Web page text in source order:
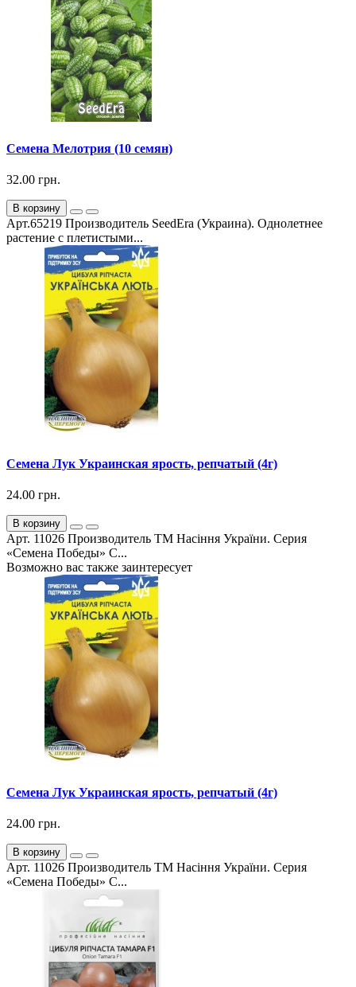
Семена Мелотрия (10 семян)
32.00 грн.
В корзину
Арт.65219 Производитель SeedEra (Украина). Однолетнее
растение с плетистыми...
Семена Лук Украинская ярость, репчатый (4г)
24.00 грн.
В корзину
Арт. 11026 Производитель ТМ Насіння України. Серия
«Семена Победы» С...
Возможно вас также заинтересует
Семена Лук Украинская ярость, репчатый (4г)
24.00 грн.
В корзину
Арт. 11026 Производитель ТМ Насіння України. Серия
«Семена Победы» С...